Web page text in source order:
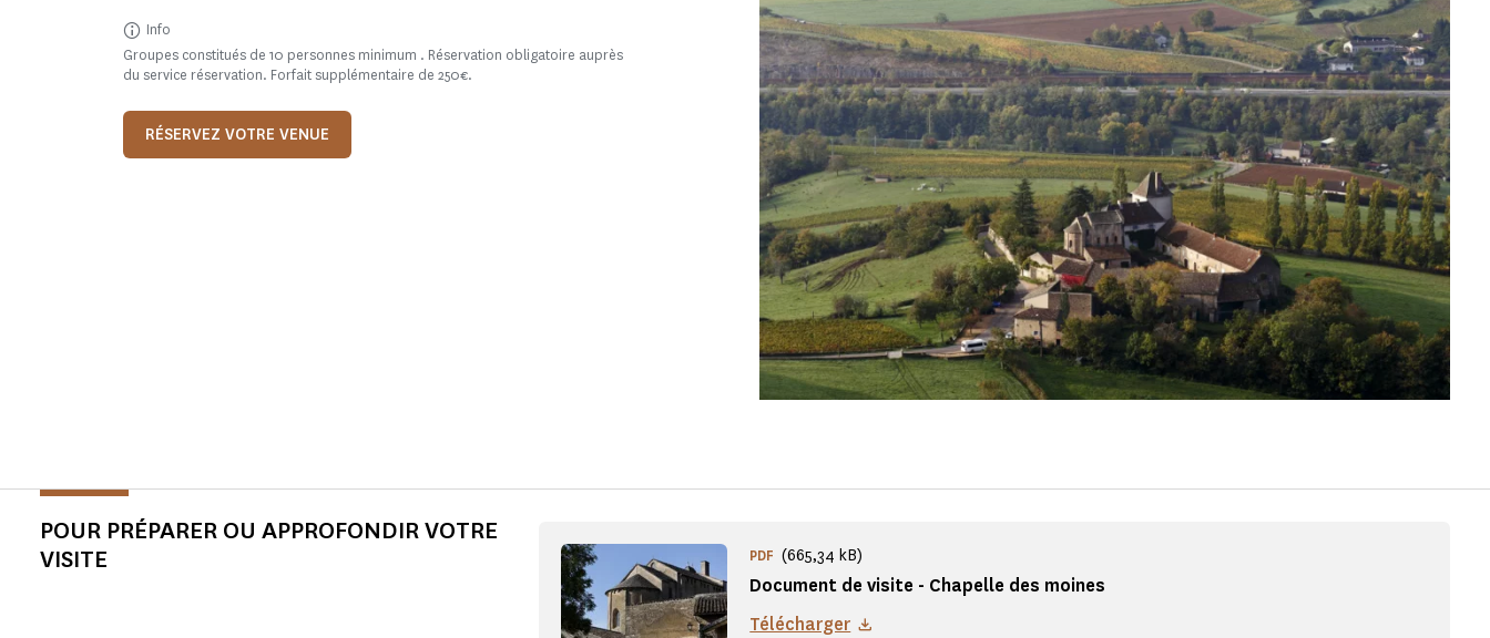
Info
Groupes constitués de 10 personnes minimum . Réservation obligatoire auprès
du service réservation. Forfait supplémentaire de 250€.
RÉSERVEZ VOTRE VENUE
POUR PRÉPARER OU APPROFONDIR VOTRE
VISITE
Document de visite - Chapelle des moines
PDF (665,34 kB)
Télécharger